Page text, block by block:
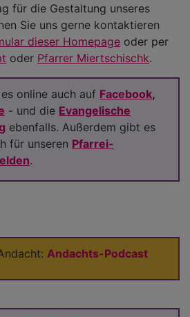
für die Gestaltung unseres
Sie uns gerne kontaktieren
dieser Homepage oder per
oder Pfarrer Miertschischk.
online auch auf Facebook,
- und die Evangelische
ebenfalls. Außerdem gibt es
für unseren Pfarrei-
.
Andachts-Podcast